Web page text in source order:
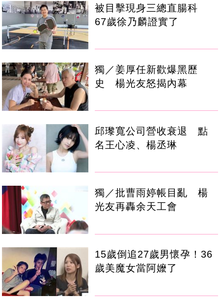
被目擊現身三總直腸科
67歲徐乃麟證實了
獨／姜厚任新歡爆黑歷
史 楊光友怒揭內幕
邱瓈寬公司營收衰退 點
名王心凌、楊丞琳
獨／批曹雨婷帳目亂 楊
光友再轟余天工會
15歲倒追27歲男懷孕！36
歲美魔女當阿嬤了